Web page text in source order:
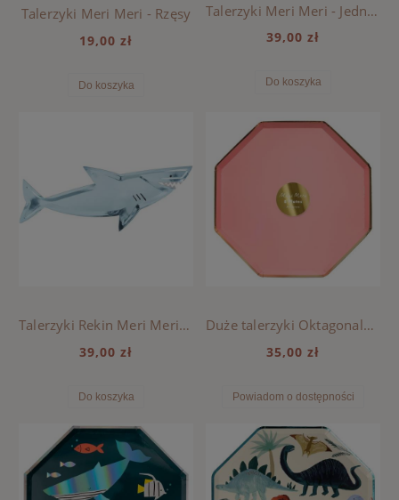
Talerzyki Meri Meri - Rzęsy
19,00 zł
Do koszyka
Talerzyki Meri Meri - Jednorożec
39,00 zł
Do koszyka
Talerzyki Rekin Meri Meri - Podwodny Świat
39,00 zł
Do koszyka
Duże talerzyki Oktagonalne Meri Meri - Koralowe
35,00 zł
Powiadom o dostępności